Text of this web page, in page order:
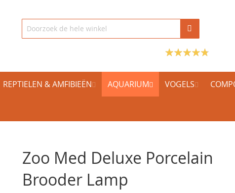
REPTIELEN & AMFIBIEËN AQUARIUM VOGELS
Zoo Med Deluxe Porcelain
Brooder Lamp